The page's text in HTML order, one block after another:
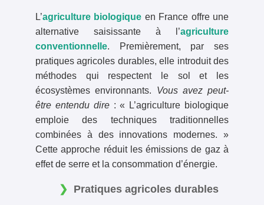
L’agriculture biologique en France offre une
alternative saisissante à l’agriculture
conventionnelle. Premièrement, par ses
pratiques agricoles durables, elle introduit des
méthodes qui respectent le sol et les
écosystèmes environnants. Vous avez peut-
être entendu dire: « L’agriculture biologique
emploie des techniques traditionnelles
combinées à des innovations modernes. »
Cette approche réduit les émissions de gaz à
effet de serre et la consommation d’énergie.
Pratiques agricoles durables